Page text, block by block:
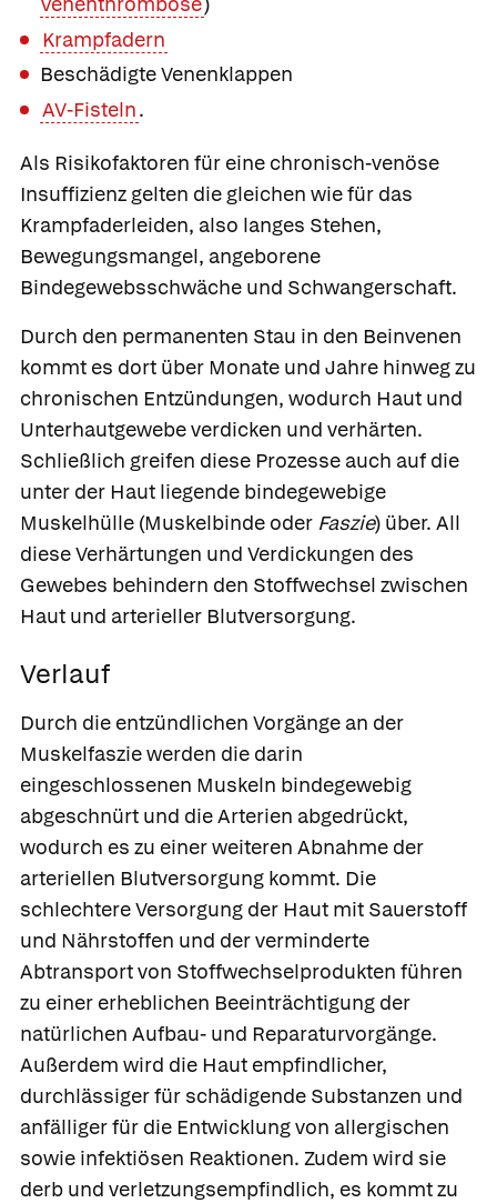
Krampfadern
Beschädigte Venenklappen
AV-Fisteln.
Als Risikofaktoren für eine chronisch-venöse
Insuffizienz gelten die gleichen wie für das
Krampfaderleiden, also langes Stehen,
Bewegungsmangel, angeborene
Bindegewebsschwäche und Schwangerschaft.
Durch den permanenten Stau in den Beinvenen
kommt es dort über Monate und Jahre hinweg zu
chronischen Entzündungen, wodurch Haut und
Unterhautgewebe verdicken und verhärten.
Schließlich greifen diese Prozesse auch auf die
unter der Haut liegende bindegewebige
Muskelhülle (Muskelbinde oder Faszie) über. All
diese Verhärtungen und Verdickungen des
Gewebes behindern den Stoffwechsel zwischen
Haut und arterieller Blutversorgung.
Verlauf
Durch die entzündlichen Vorgänge an der
Muskelfaszie werden die darin
eingeschlossenen Muskeln bindegewebig
abgeschnürt und die Arterien abgedrückt,
wodurch es zu einer weiteren Abnahme der
arteriellen Blutversorgung kommt. Die
schlechtere Versorgung der Haut mit Sauerstoff
und Nährstoffen und der verminderte
Abtransport von Stoffwechselprodukten führen
zu einer erheblichen Beeinträchtigung der
natürlichen Aufbau- und Reparaturvorgänge.
Außerdem wird die Haut empfindlicher,
durchlässiger für schädigende Substanzen und
anfälliger für die Entwicklung von allergischen
sowie infektiösen Reaktionen. Zudem wird sie
derb und verletzungsempfindlich, es kommt zu